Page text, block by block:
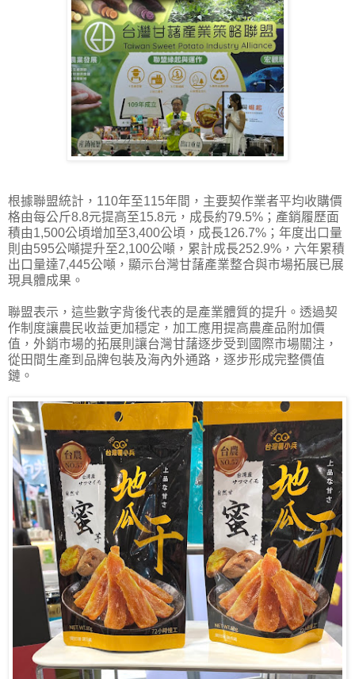
根據聯盟統計，110年至115年間，主要契作業者平均收購價
格由每公斤8.8元提高至15.8元，成長約79.5%；產銷履歷面
積由1,500公頃增加至3,400公頃，成長126.7%；年度出口量
則由595公噸提升至2,100公噸，累計成長252.9%，六年累積
出口量達7,445公噸，顯示台灣甘藷產業整合與市場拓展已展
現具體成果。
聯盟表示，這些數字背後代表的是產業體質的提升。透過契
作制度讓農民收益更加穩定，加工應用提高農產品附加價
值，外銷市場的拓展則讓台灣甘藷逐步受到國際市場關注，
從田間生產到品牌包裝及海內外通路，逐步形成完整價值
鏈。